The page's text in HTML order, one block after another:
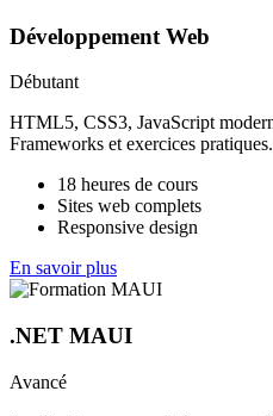
Développement Web
Débutant
HTML5, CSS3, JavaScript
Frameworks et exercices pratiques.
18 heures de cours
Sites web complets
Responsive design
En savoir plus
.NET MAUI
Avancé